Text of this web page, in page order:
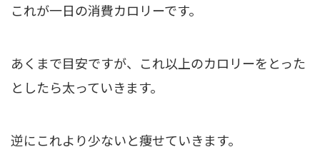
これが一日の消費カロリーです。
あくまで目安ですが、これ以上のカロリーをとった
としたら太っていきます。
逆にこれより少ないと痩せていきます。